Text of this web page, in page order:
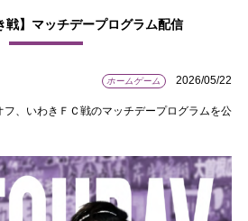
戦】マッチデープログラム配信
ホームゲーム 2026/05/22
、いわきＦＣ戦のマッチデープログラムを公